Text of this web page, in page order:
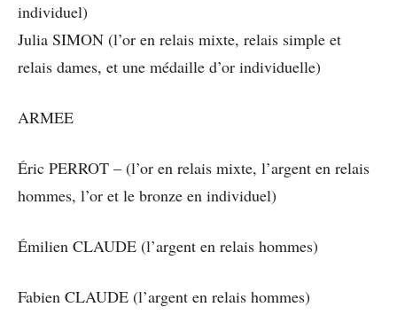
individuel)
Julia SIMON (l’or en relais mixte, relais simple et
relais dames, et une médaille d’or individuelle)
ARMEE
Éric PERROT – (l’or en relais mixte, l’argent en relais
hommes, l’or et le bronze en individuel)
Émilien CLAUDE (l’argent en relais hommes)
Fabien CLAUDE (l’argent en relais hommes)